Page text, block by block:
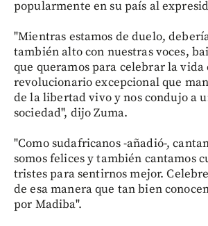
popularmente en su país al
"Mientras estamos de duelo,
también alto con nuestras voces,
que queramos para celebrar la vida
revolucionario excepcional que
de la libertad vivo y nos condujo a
sociedad", dijo Zuma.
"Como sudafricanos -añadió-,
somos felices y también cantamos
tristes para sentirnos mejor.
de esa manera que tan bien
por Madiba".